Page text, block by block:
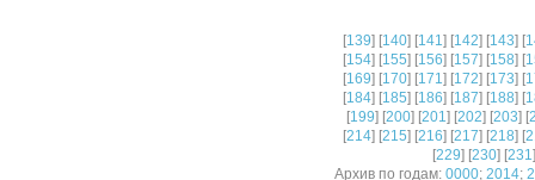
[139] [140] [141] [142] [143] [
[154] [155] [156] [157] [158] [
[169] [170] [171] [172] [173] [
[184] [185] [186] [187] [188] [
[199] [200] [201] [202] [203] [
[214] [215] [216] [217] [218] [
[229] [230] [231
Архив по годам: 0000; 2014;